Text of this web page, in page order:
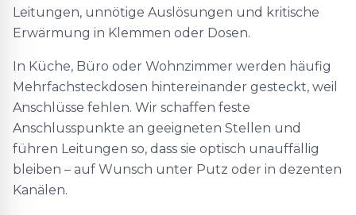
Leitungen, unnötige Auslösungen und kritische
Erwärmung in Klemmen oder Dosen.
In Küche, Büro oder Wohnzimmer werden häufig
Mehrfachsteckdosen hintereinander gesteckt, weil
Anschlüsse fehlen. Wir schaffen feste
Anschlusspunkte an geeigneten Stellen und
führen Leitungen so, dass sie optisch unauffällig
bleiben – auf Wunsch unter Putz oder in dezenten
Kanälen.